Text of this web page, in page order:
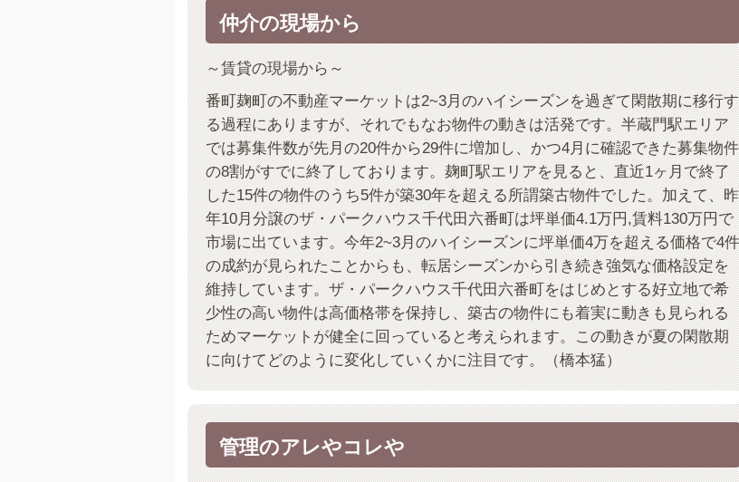
仲介の現場から
～賃貸の現場から～
番町麹町の不動産マーケットは2~3月のハイシーズンを過ぎて閑散期に移行す
る過程にありますが、それでもなお物件の動きは活発です。半蔵門駅エリア
では募集件数が先月の20件から29件に増加し、かつ4月に確認できた募集物件
の8割がすでに終了しております。麹町駅エリアを見ると、直近1ヶ月で終了
した15件の物件のうち5件が築30年を超える所謂築古物件でした。加えて、昨
年10月分譲のザ・パークハウス千代田六番町は坪単価4.1万円,賃料130万円で
市場に出ています。今年2~3月のハイシーズンに坪単価4万を超える価格で4件
の成約が見られたことからも、転居シーズンから引き続き強気な価格設定を
維持しています。ザ・パークハウス千代田六番町をはじめとする好立地で希
少性の高い物件は高価格帯を保持し、築古の物件にも着実に動きも見られる
ためマーケットが健全に回っていると考えられます。この動きが夏の閑散期
に向けてどのように変化していくかに注目です。（橋本猛）
管理のアレやコレや